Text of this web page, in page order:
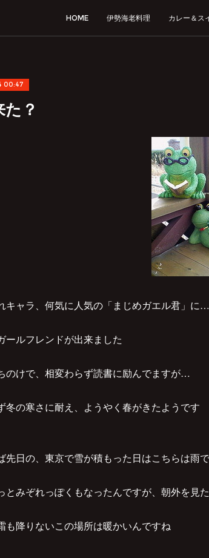
HOME 伊勢海老料理 カレー＆ス
00:47
？
キャラ、何気に人気の「まじめガエル君」に…
ールフレンドが出来ました
のけで、相変わらず読書に励んでますが…
冬の寒さに耐え、ようやく春がきたようです
先日の、東京で雪が積もった日はこちらは雨で
とみぞれっぽくもなったんですが、朝外を見
も降りないこの場所は暖かいんですね